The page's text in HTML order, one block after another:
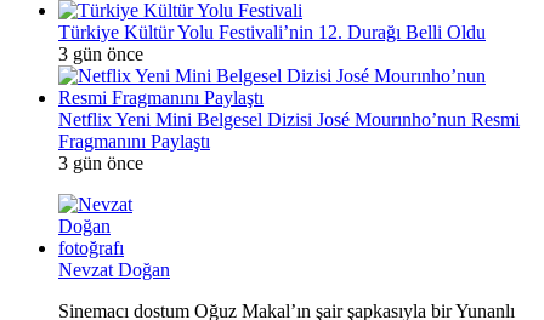
Türkiye Kültür Yolu Festivali’nin 12. Durağı Belli Oldu
3 gün önce
Netflix Yeni Mini Belgesel Dizisi José Mourınho’nun Resmi
Fragmanını Paylaştı
3 gün önce
Nevzat Doğan
Sinemacı dostum Oğuz Makal’ın şair şapkasıyla bir Yunanlı